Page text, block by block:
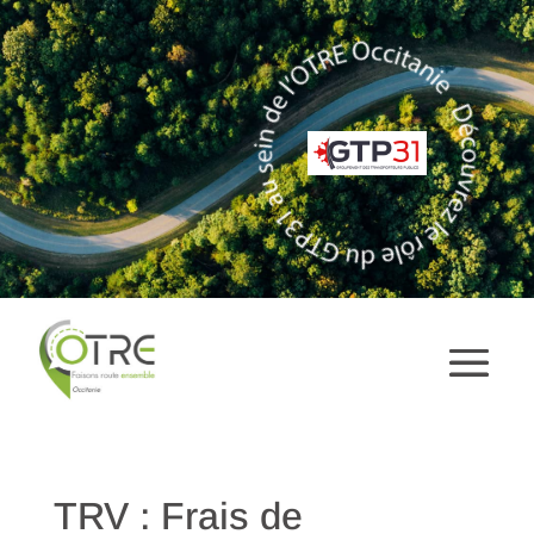
TRV : Frais de